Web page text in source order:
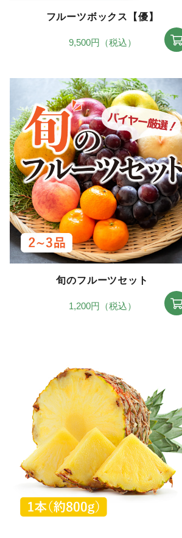
フルーツボックス【優】
9,500円（税込）
旬のフルーツセット
1,200円（税込）